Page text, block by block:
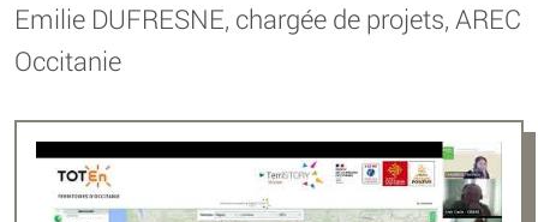
Emilie DUFRESNE, chargée de projets, AREC
Occitanie